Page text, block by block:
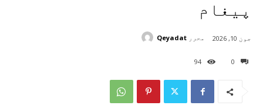
پیغام
0
94
جون 10, 2026 محرر Qeyadat